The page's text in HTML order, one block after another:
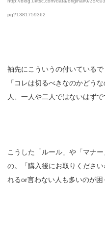
pg?1381759362
袖先にこういうの付いているで
「コレは切るべきなのかどう
人、一人や二人ではないはずで
こうした「ルール」や「マナ
の。「購入後にお取りくださ
れるor言わない人も多いのが困